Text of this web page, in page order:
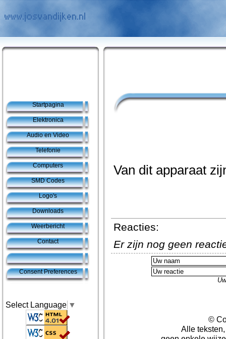
Startpagina
Elektronica
Audio en Video
Telefonie
Computers
SMD Codes
Logo's
Downloads
Weerbericht
Contact
Consent Preferences
Select Language ▼
Van dit apparaat
Reacties:
Er zijn nog geen
©
Alle